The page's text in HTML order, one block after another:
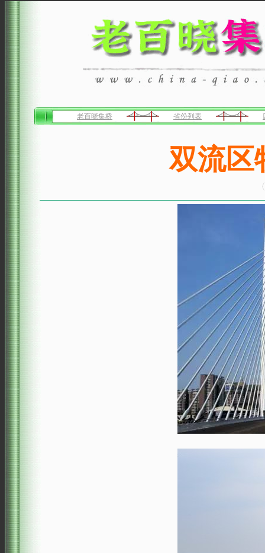
老百晓集桥 省份列表
双流区